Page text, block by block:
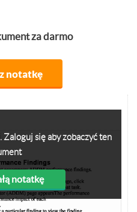
za darmo
notatkę
się aby zobaczyć ten
notatkę